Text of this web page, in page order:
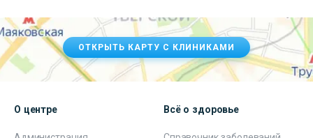
ОТКРЫТЬ КАРТУ С КЛИНИКАМИ
О центре Всё о здоровье